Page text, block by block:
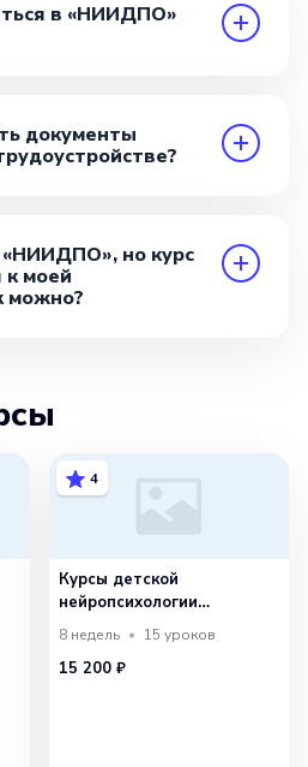
в «НИИДПО»
документы
«НИИДПО», но курс
к моей
можно?
4
Курсы детской
нейропсихологии
и психокоррекции
8 недель 15 уроков
15 200 ₽